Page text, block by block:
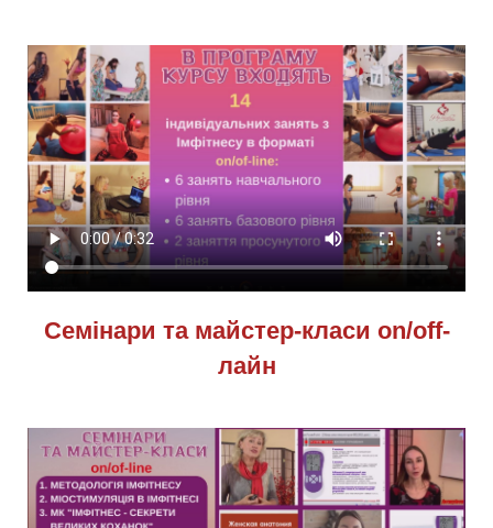
Семінари та майстер-класи оn/оff-
лайн